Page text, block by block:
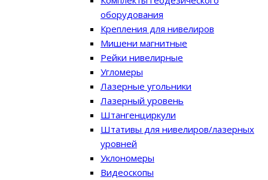
оборудования
Крепления для нивелиров
Мишени магнитные
Рейки нивелирные
Угломеры
Лазерные угольники
Лазерный уровень
Штангенциркули
Штативы для нивелиров/лазерных
уровней
Уклономеры
Видеоскопы